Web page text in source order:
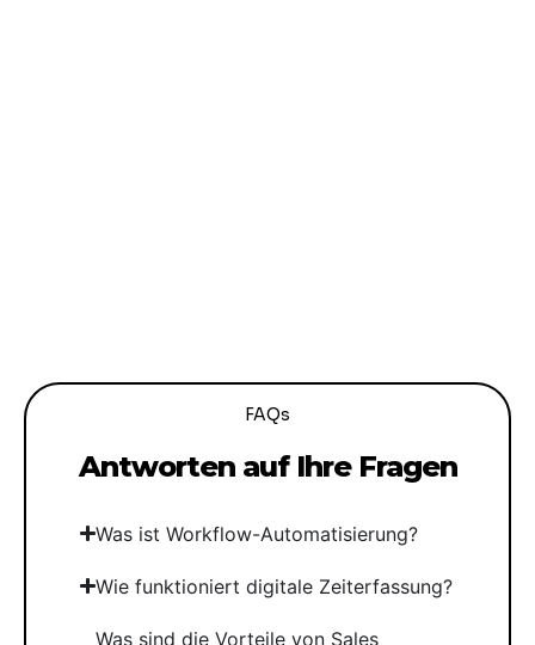
FAQs
Antworten auf Ihre Fragen
Was ist Workflow-Automatisierung?
Wie funktioniert digitale Zeiterfassung?
Was sind die Vorteile von Sales